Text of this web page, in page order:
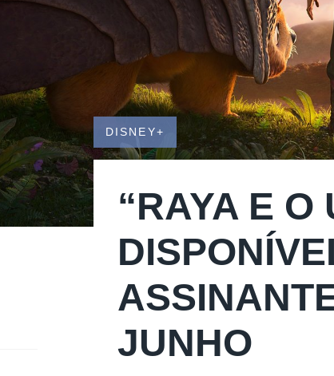
DISNEY+
“RAYA E O
JUNHO